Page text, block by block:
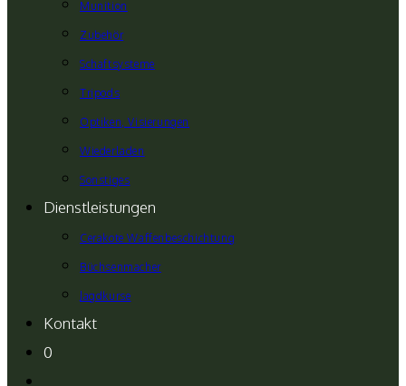
Munition
Zubehör
Schaftsysteme
Tripods
Optiken, Visierungen
Wiederladen
Sonstiges
Dienstleistungen
Cerakote Waffenbeschichtung
Büchsenmacher
Jagdkurse
Kontakt
0